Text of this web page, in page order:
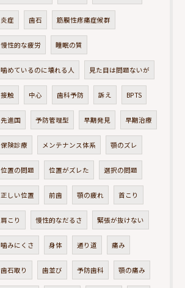
炎症 歯石 筋膜性疼痛症候群
慢性的な疲労 睡眠の質
噛めているのに壊れる人 見た目は問題ないが
接触 中心 歯科予防 訴え BPTS
先進国 予防管理型 早期発見 早期治療
保険診療 メンテナンス体系 顎のズレ
位置の問題 位置がズレた 選択の問題
正しい位置 前歯 顎の疲れ 首こり
肩こり 慢性的なだるさ 緊張が抜けない
噛みにくさ 身体 通り道 痛み
歯石取り 歯並び 予防歯科 顎の痛み